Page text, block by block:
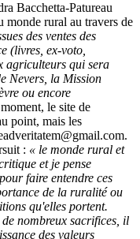
Bacchetta-Patureau
monde rural au travers de
des ventes des
(livres, ex-voto,
agriculteurs qui sera
Nevers, la Mission
ou encore
le site de
point, mais les
: « le monde rural et
et je pense
faire entendre ces
de la ruralité ou
qu'elles portent.
nombreux sacrifices, il
des valeurs